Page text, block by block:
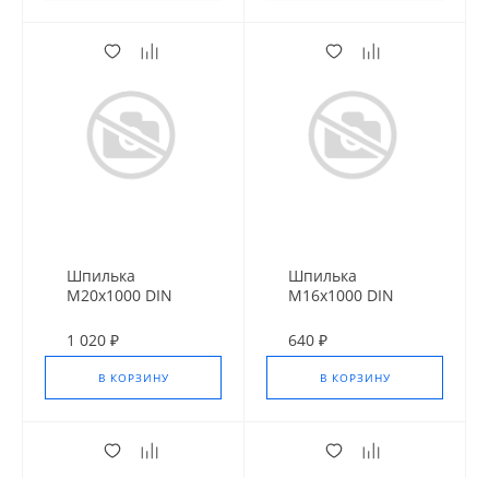
Шпилька
М20х1000 DIN
1 020 ₽
В КОРЗИНУ
Шпилька
М16х1000 DIN
640 ₽
В КОРЗИНУ